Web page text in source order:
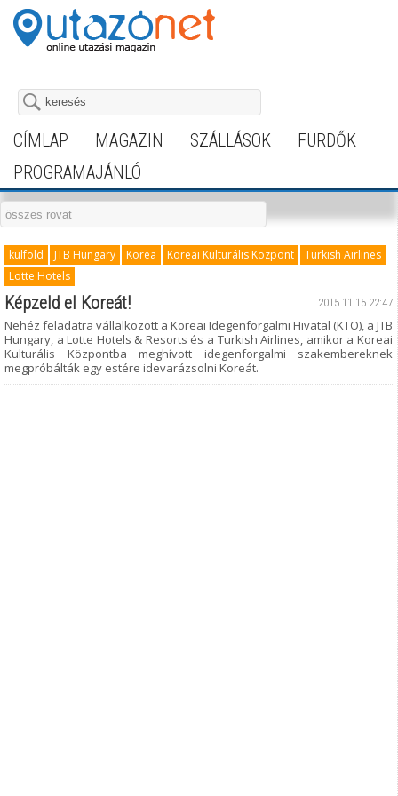
CÍMLAP MAGAZIN SZÁLLÁSOK
FÜRDŐK
PROGRAMAJÁNLÓ
külföld JTB Hungary Korea Koreai Kulturális Központ
Turkish Airlines
Lotte Hotels
2015.11.15 22:47
Képzeld el Koreát!
Nehéz feladatra vállalkozott a Koreai Idegenforgalmi Hivatal (KTO), a JTB
Hungary, a Lotte Hotels & Resorts és a Turkish Airlines, amikor a Koreai
Kulturális Központba meghívott idegenforgalmi szakembereknek
megpróbálták egy estére idevarázsolni Koreát.